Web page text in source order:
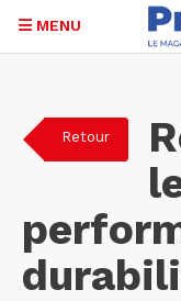
contenu
principal
MENU
Retour